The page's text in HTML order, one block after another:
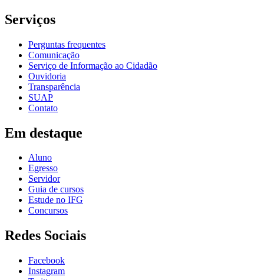
Serviços
Perguntas frequentes
Comunicação
Serviço de Informação ao Cidadão
Ouvidoria
Transparência
SUAP
Contato
Em destaque
Aluno
Egresso
Servidor
Guia de cursos
Estude no IFG
Concursos
Redes Sociais
Facebook
Instagram